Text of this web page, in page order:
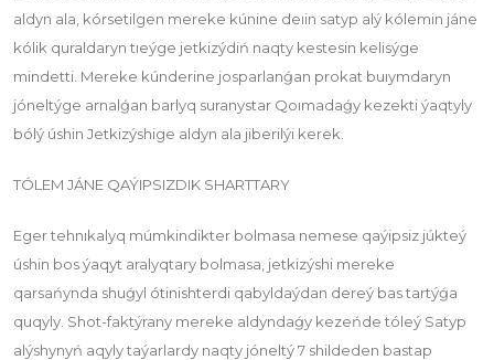
aldyn ala, kórsetilgen mereke kúnine deıin satyp alý kólemin jáne
kólik quraldaryn tıeýge jetkizýdiń naqty kestesin kelisýge
mindetti. Mereke kúnderine josparlanǵan prokat buıymdaryn
jóneltýge arnalǵan barlyq suranystar Qoımadaǵy kezekti ýaqtyly
bólý úshin Jetkizýshige aldyn ala jiberilýi kerek.
TÓLEM JÁNE QAÝIPSIZDIK SHARTTARY
Eger tehnıkalyq múmkindikter bolmasa nemese qaýipsiz júkteý
úshin bos ýaqyt aralyqtary bolmasa, jetkizýshi mereke
qarsańynda shuǵyl ótinishterdi qabyldaýdan dereý bas tartýǵa
quqyly. Shot-faktýrany mereke aldyndaǵy kezeńde tóleý Satyp
alýshynyń aqyly taýarlardy naqty jóneltý 7 shildeden bastap